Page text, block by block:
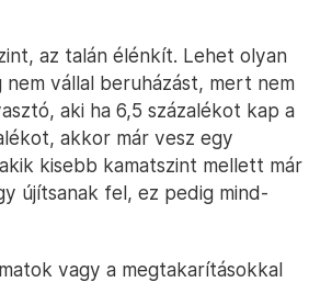
az talán élénkít. Lehet olyan
vállal beruházást, mert nem
aki ha 6,5 százalékot kap a
akkor már vesz egy
kisebb kamatszint mellett már
újítsanak fel, ez pedig mind-
vagy a megtakarításokkal